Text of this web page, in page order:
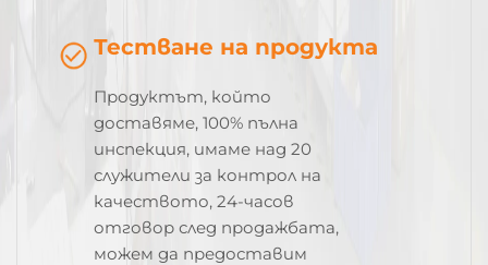
Тестване на продукта
Продуктът, който
доставяме, 100% пълна
инспекция, имаме над 20
служители за контрол на
качеството, 24-часов
отговор след продажбата,
можем да предоставим